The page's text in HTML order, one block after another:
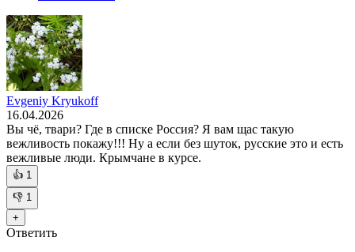
Evgeniy Kryukoff
16.04.2026
Вы чё, твари? Где в списке Россия? Я вам щас такую
вежливость покажу!!! Ну а если без шуток, русские это и есть
вежливые люди. Крымчане в курсе.
👍 1
👎 1
+
Ответить